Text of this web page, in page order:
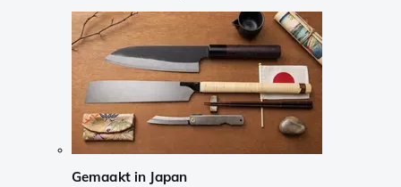
Gemaakt in Japan